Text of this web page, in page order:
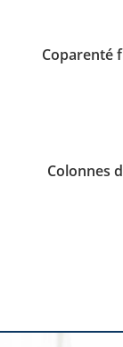
Coparenté
Colonnes